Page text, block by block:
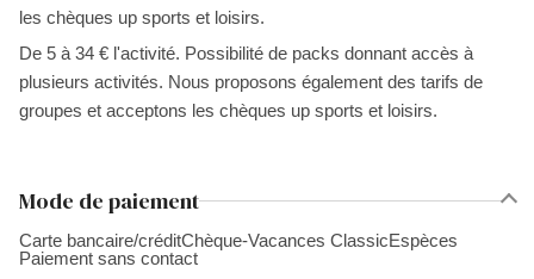
les chèques up sports et loisirs.
De 5 à 34 € l'activité. Possibilité de packs donnant accès à
plusieurs activités. Nous proposons également des tarifs de
groupes et acceptons les chèques up sports et loisirs.
Mode de paiement
Carte bancaire/créditChèque-Vacances ClassicEspèces
Paiement sans contact